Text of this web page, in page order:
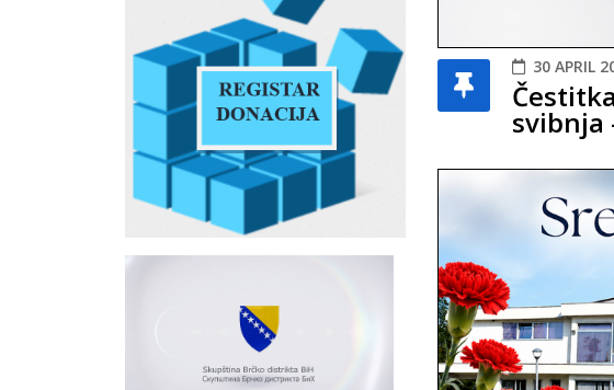
30 APRIL
svibnja